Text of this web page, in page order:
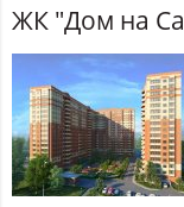
ЖК "Дом на